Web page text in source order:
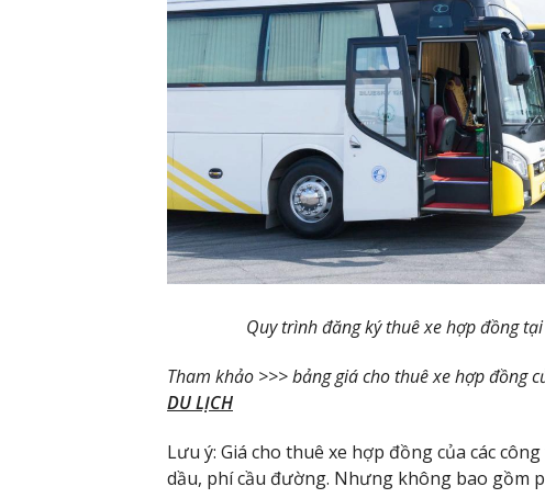
Quy trình đăng ký thuê xe hợp đồng
Tham khảo >>> bảng giá cho thuê xe hợp đồng
DU LỊCH
Lưu ý: Giá cho thuê xe hợp đồng của các
dầu, phí cầu đường. Nhưng không bao gồm